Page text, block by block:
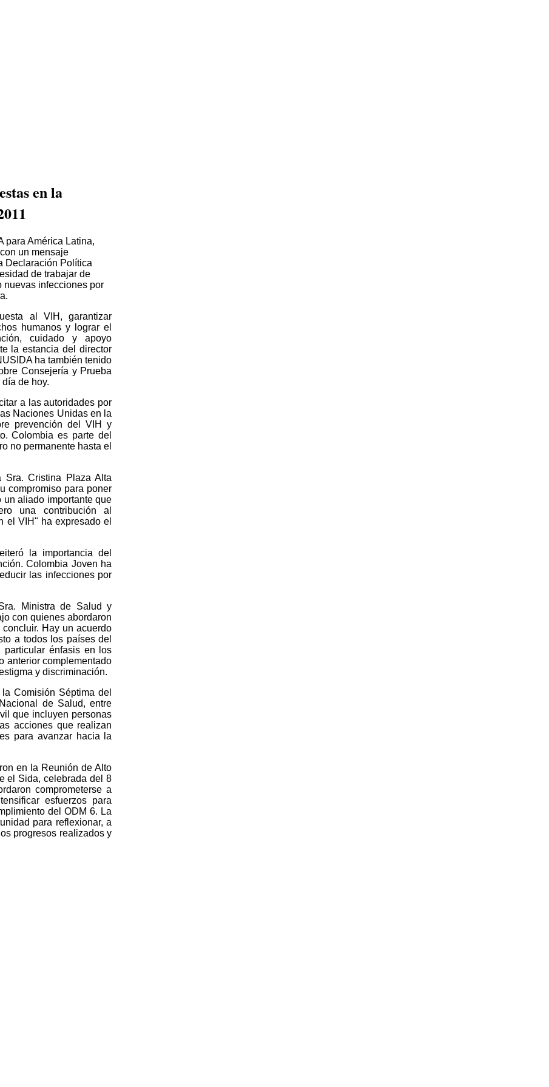
en la
para América Latina,
un mensaje
Declaración Política
de trabajar de
nuevas infecciones por
al VIH, garantizar
humanos y lograr el
cuidado y apoyo
la estancia del director
ha también tenido
Consejería y Prueba
de hoy.
a las autoridades por
Naciones Unidas en la
prevención del VIH y
Colombia es parte del
no permanente hasta el
Cristina Plaza Alta
compromiso para poner
aliado importante que
una contribución al
el VIH" ha expresado el
la importancia del
Colombia Joven ha
las infecciones por
Ministra de Salud y
con quienes abordaron
Hay un acuerdo
a todos los países del
particular énfasis en los
anterior complementado
y discriminación.
Comisión Séptima del
de Salud, entre
que incluyen personas
acciones que realizan
para avanzar hacia la
en la Reunión de Alto
el Sida, celebrada del 8
comprometerse a
esfuerzos para
del ODM 6. La
para reflexionar, a
progresos realizados y